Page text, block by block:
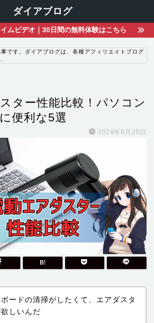
ダイアブログ
ムビデオ｜30日間の無料体験はこちら
です。ダイアブログは、各種アフィリエイトプログ
ター性能比較！パソコン
便利な5選
2024年6月25日
ードの清掃がしたくて、エアダスタ
しいんだ